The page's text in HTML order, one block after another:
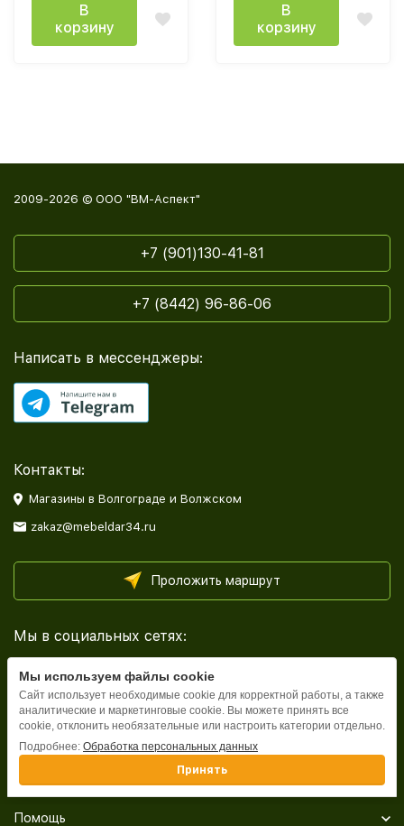
В
корзину
В
корзину
2009-2026 © ООО "ВМ-Аспект"
+7 (901)130-41-81
+7 (8442) 96-86-06
Написать в мессенджеры:
Контакты:
Магазины в Волгограде и Волжском
zakaz@mebeldar34.ru
Проложить маршрут
Мы в социальных сетях:
Каталог
Помощь
Мы используем файлы cookie
Сайт использует необходимые cookie для корректной работы, а также
аналитические и маркетинговые cookie. Вы можете принять все
cookie, отклонить необязательные или настроить категории отдельно.
Подробнее: Обработка персональных данных
Принять